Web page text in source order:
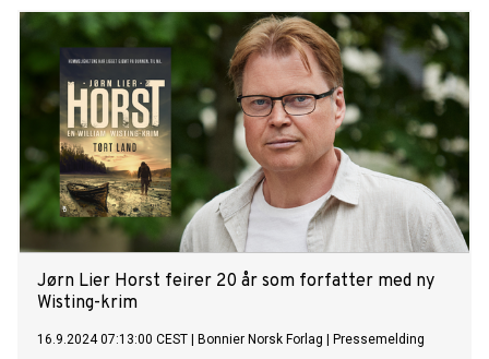
Jørn Lier Horst feirer 20 år som forfatter med ny
Wisting-krim
16.9.2024 07:13:00 CEST Bonnier Norsk Forlag Pressemelding